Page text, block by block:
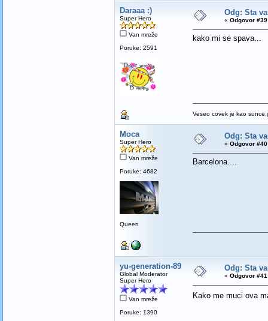
Daraaa :)
Super Hero
Van mreže
Poruke: 2591
Odg: Sta
« Odgovor
kako mi se spava...
Veseo covek je kao
Moca
Super Hero
Van mreže
Poruke: 4682
Queen
Odg: Sta
« Odgovor
Barcelona....
yu-generation-89
Global Moderator
Super Hero
Van mreže
Poruke: 1390
Odg: Sta
« Odgovor
Kako me muci ova